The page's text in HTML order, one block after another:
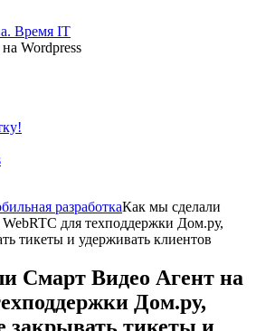
Время IT
Wordpress
разработкаКак мы сделали
для техподдержки Дом.ру,
тикеты и удерживать клиентов
Смарт Видео Агент на
Дом.ру,